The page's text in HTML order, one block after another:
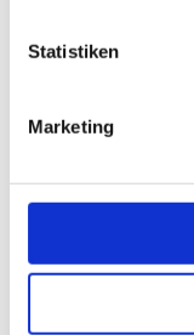
Statistiken
Marketing